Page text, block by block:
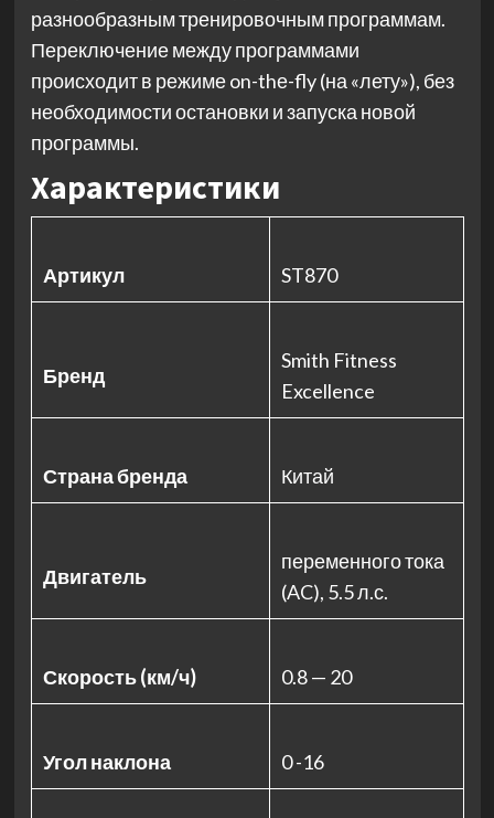
разнообразным тренировочным программам.
Переключение между программами
происходит в режиме on-thе-fly (на «лету»), без
необходимости остановки и запуска новой
программы.
Характеристики
Артикул ST870
Бренд
Smith Fitness
Excellence
Страна бренда Китай
Двигатель
переменного тока
(AC), 5.5 л.с.
Скорость (км/ч) 0.8 — 20
Угол наклона 0 -16